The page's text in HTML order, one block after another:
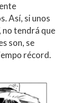
Así, si unos
no tendrá que
son, se
récord.